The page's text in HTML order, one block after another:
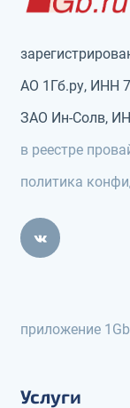
АО 1Гб.ру, ИНН
ЗАО Ин-Солв,
в реестре
политика
приложение
Услуги